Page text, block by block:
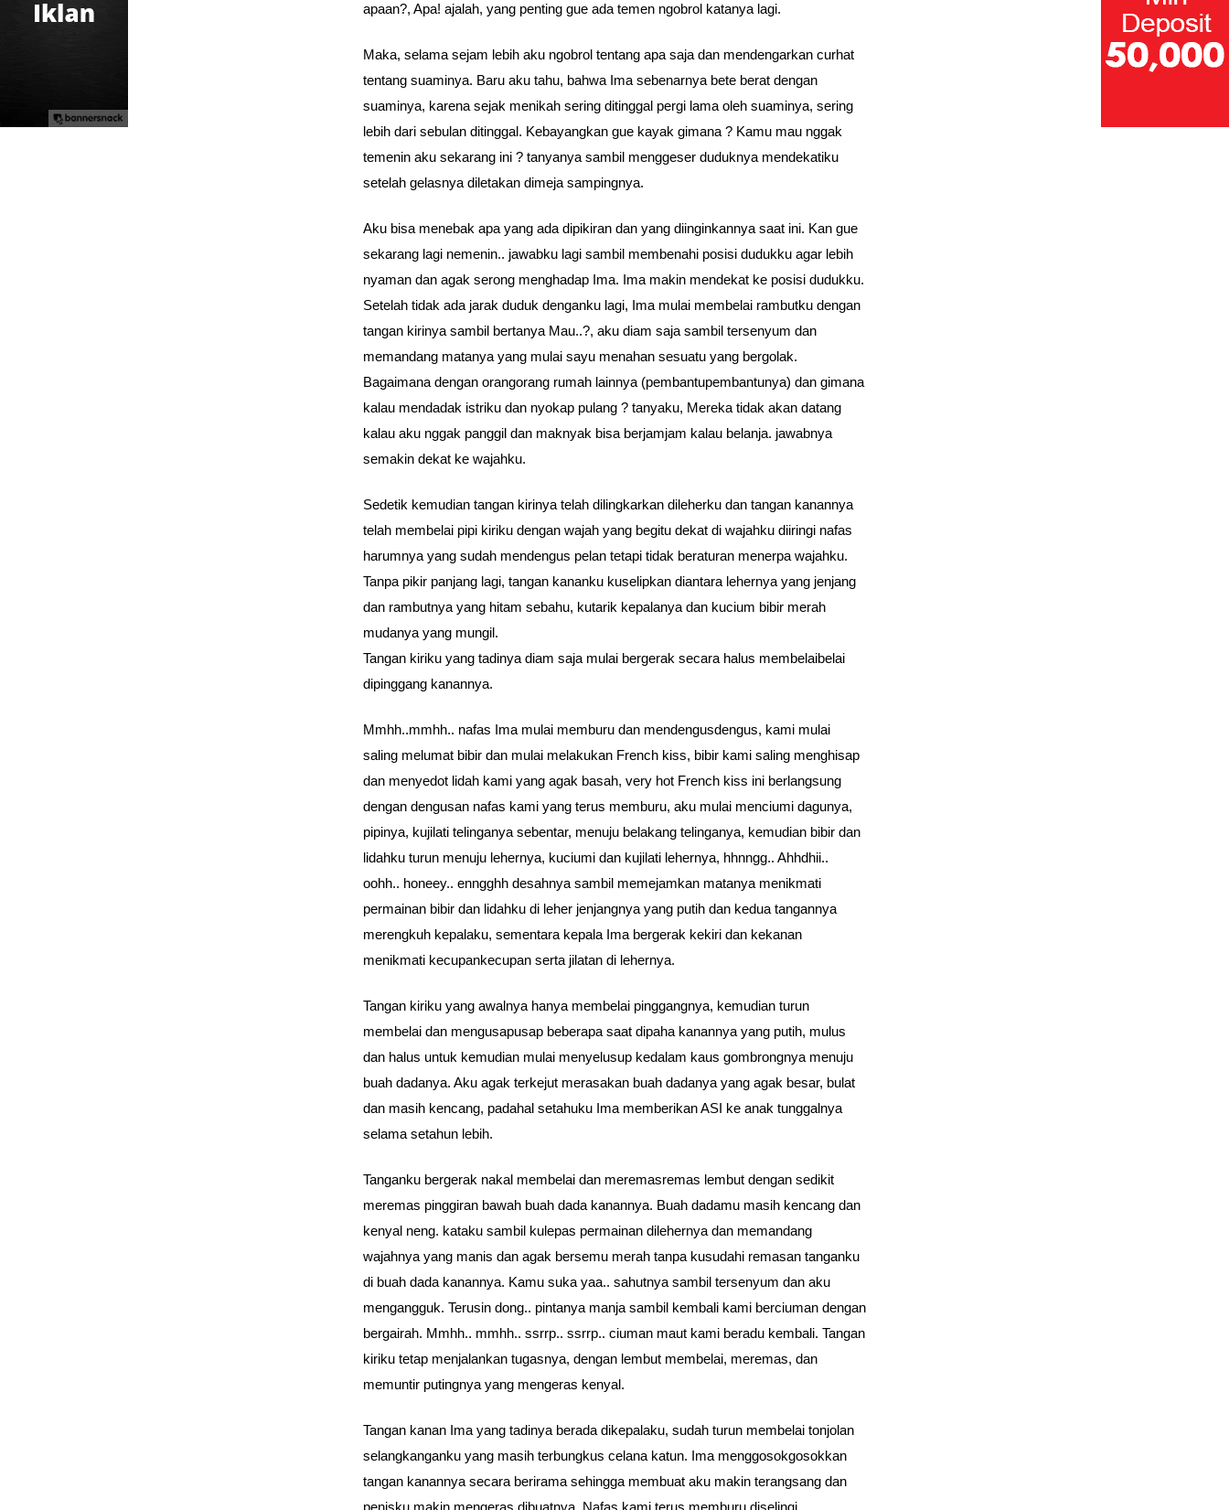
apaan?, Apa! ajalah, yang penting gue ada temen ngobrol katanya lagi.
Maka, selama sejam lebih aku ngobrol tentang apa saja dan mendengarkan curhat
tentang suaminya. Baru aku tahu, bahwa Ima sebenarnya bete berat dengan
suaminya, karena sejak menikah sering ditinggal pergi lama oleh suaminya, sering
lebih dari sebulan ditinggal. Kebayangkan gue kayak gimana ? Kamu mau nggak
temenin aku sekarang ini ? tanyanya sambil menggeser duduknya mendekatiku
setelah gelasnya diletakan dimeja sampingnya.
Aku bisa menebak apa yang ada dipikiran dan yang diinginkannya saat ini. Kan gue
sekarang lagi nemenin.. jawabku lagi sambil membenahi posisi dudukku agar lebih
nyaman dan agak serong menghadap Ima. Ima makin mendekat ke posisi dudukku.
Setelah tidak ada jarak duduk denganku lagi, Ima mulai membelai rambutku dengan
tangan kirinya sambil bertanya Mau..?, aku diam saja sambil tersenyum dan
memandang matanya yang mulai sayu menahan sesuatu yang bergolak.
Bagaimana dengan orangorang rumah lainnya (pembantupembantunya) dan gimana
kalau mendadak istriku dan nyokap pulang ? tanyaku, Mereka tidak akan datang
kalau aku nggak panggil dan maknyak bisa berjamjam kalau belanja. jawabnya
semakin dekat ke wajahku.
Sedetik kemudian tangan kirinya telah dilingkarkan dileherku dan tangan kanannya
telah membelai pipi kiriku dengan wajah yang begitu dekat di wajahku diiringi nafas
harumnya yang sudah mendengus pelan tetapi tidak beraturan menerpa wajahku.
Tanpa pikir panjang lagi, tangan kananku kuselipkan diantara lehernya yang jenjang
dan rambutnya yang hitam sebahu, kutarik kepalanya dan kucium bibir merah
mudanya yang mungil.
Tangan kiriku yang tadinya diam saja mulai bergerak secara halus membelaibelai
dipinggang kanannya.
Mmhh..mmhh.. nafas Ima mulai memburu dan mendengusdengus, kami mulai
saling melumat bibir dan mulai melakukan French kiss, bibir kami saling menghisap
dan menyedot lidah kami yang agak basah, very hot French kiss ini berlangsung
dengan dengusan nafas kami yang terus memburu, aku mulai menciumi dagunya,
pipinya, kujilati telinganya sebentar, menuju belakang telinganya, kemudian bibir dan
lidahku turun menuju lehernya, kuciumi dan kujilati lehernya, hhnngg.. Ahhdhii..
oohh.. honeey.. enngghh desahnya sambil memejamkan matanya menikmati
permainan bibir dan lidahku di leher jenjangnya yang putih dan kedua tangannya
merengkuh kepalaku, sementara kepala Ima bergerak kekiri dan kekanan
menikmati kecupankecupan serta jilatan di lehernya.
Tangan kiriku yang awalnya hanya membelai pinggangnya, kemudian turun
membelai dan mengusapusap beberapa saat dipaha kanannya yang putih, mulus
dan halus untuk kemudian mulai menyelusup kedalam kaus gombrongnya menuju
buah dadanya. Aku agak terkejut merasakan buah dadanya yang agak besar, bulat
dan masih kencang, padahal setahuku Ima memberikan ASI ke anak tunggalnya
selama setahun lebih.
Tanganku bergerak nakal membelai dan meremasremas lembut dengan sedikit
meremas pinggiran bawah buah dada kanannya. Buah dadamu masih kencang dan
kenyal neng. kataku sambil kulepas permainan dilehernya dan memandang
wajahnya yang manis dan agak bersemu merah tanpa kusudahi remasan tanganku
di buah dada kanannya. Kamu suka yaa.. sahutnya sambil tersenyum dan aku
mengangguk. Terusin dong.. pintanya manja sambil kembali kami berciuman dengan
bergairah. Mmhh.. mmhh.. ssrrp.. ssrrp.. ciuman maut kami beradu kembali. Tangan
kiriku tetap menjalankan tugasnya, dengan lembut membelai, meremas, dan
memuntir putingnya yang mengeras kenyal.
Tangan kanan Ima yang tadinya berada dikepalaku, sudah turun membelai tonjolan
selangkanganku yang masih terbungkus celana katun. Ima menggosokgosokkan
tangan kanannya secara berirama sehingga membuat aku makin terangsang dan
penisku makin mengeras dibuatnya. Nafas kami terus memburu diselingi